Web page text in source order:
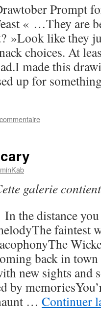
Prompt
« …They are
»Look like they
choices. At
made this
up for
galerie
In the distance
faintest
back in
new sights and
by
… Continuer